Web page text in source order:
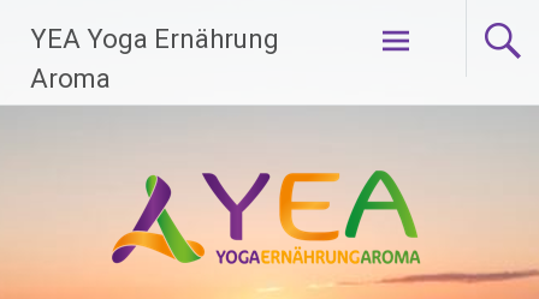
Inhalt
springen
YEA Yoga Ernährung
Aroma